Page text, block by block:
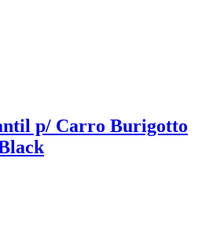
p/ Carro Burigotto